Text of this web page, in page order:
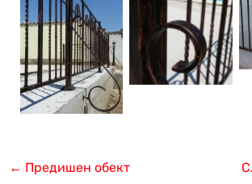
← Предишен обект